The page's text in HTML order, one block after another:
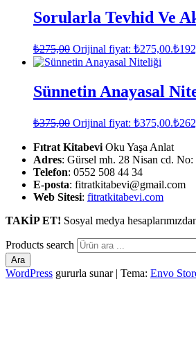
Sorularla Tevhid Ve
₺275,00 Orijinal fiyat: ₺275,00.₺
Sünnetin Anayasal
₺375,00 Orijinal fiyat: ₺375,00.₺
Fıtrat Kitabevi Oku Yaşa Anlat
Adres: Gürsel mh. 28 Nisan cd. No:
Telefon: 0552 508 44 34
E-posta: fitratkitabevi@gmail.com
Web Sitesi: fitratkitabevi.com
TAKİP ET! Sosyal medya
Products search
Ara
WordPress gururla sunar | Tema: Envo